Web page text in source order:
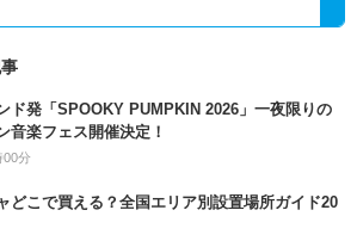
ド発「SPOOKY PUMPKIN 2026」一夜限りの
音楽フェス開催決定！
00分
どこで買える？全国エリア別設置場所ガイド20